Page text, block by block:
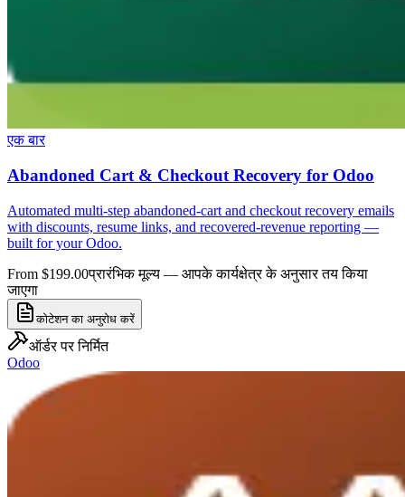
एक बार
Abandoned Cart & Checkout Recovery for Odoo
Automated multi-step abandoned-cart and checkout recovery emails
with discounts, resume links, and recovered-revenue reporting —
built for your Odoo.
From $199.00प्रारंभिक मूल्य — आपके कार्यक्षेत्र के अनुसार तय किया
जाएगा
कोटेशन का अनुरोध करें
ऑर्डर पर निर्मित
Odoo